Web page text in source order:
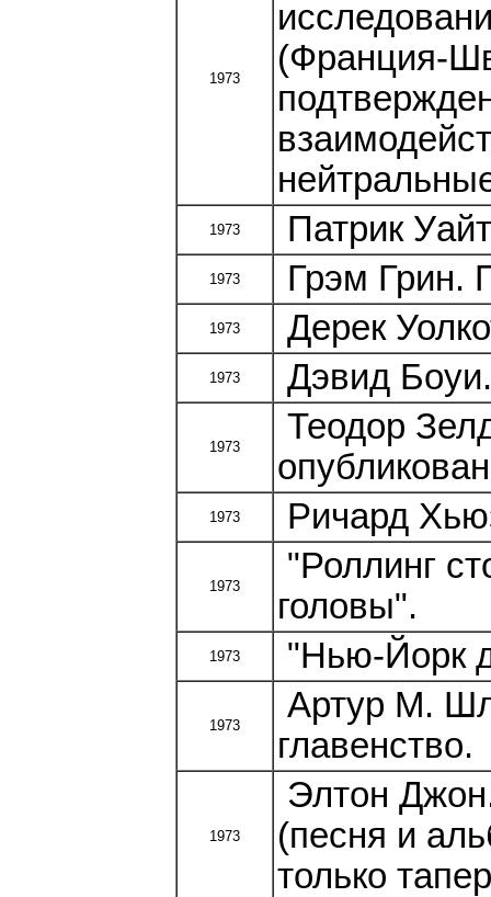
1973
(Франция-
1973 Патрик
1973 Грэм Грин.
1973 Дерек
1973 Дэвид
1973
Теодор
1973 Ричард
1973
"Роллинг
головы".
1973 "Нью-Йорк
1973
Артур М.
главенство.
1973
Элтон
(песня и
только